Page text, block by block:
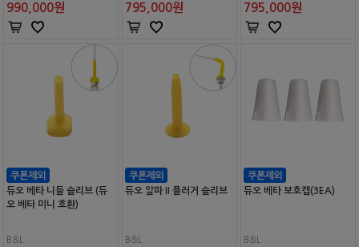
990,000원 795,000원 795,000원
듀오 베타 니들 슬리브 (듀
오 베타 미니 호환)
B&L
듀오 알파 II 플러거 슬리브
B&L
듀오 베타 보호캡(3EA)
B&L